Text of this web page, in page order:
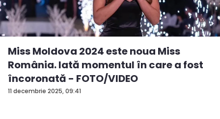
11 decembrie 2025, 09:41
Miss Moldova 2024 este noua Miss
România. Iată momentul în care a fost
încoronată - FOTO/VIDEO